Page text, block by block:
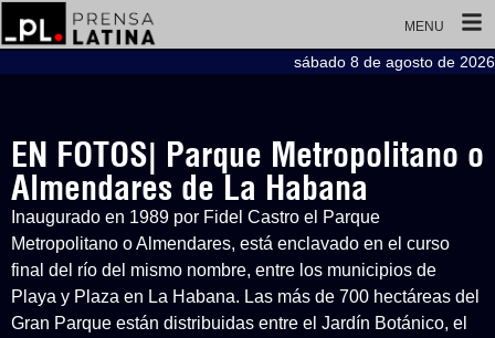
MENU
sábado 8 de agosto de 2026
EN FOTOS| Parque Metropolitano o
Almendares de La Habana
Inaugurado en 1989 por Fidel Castro el Parque
Metropolitano o Almendares, está enclavado en el curso
final del río del mismo nombre, entre los municipios de
Playa y Plaza en La Habana. Las más de 700 hectáreas del
Gran Parque están distribuidas entre el Jardín Botánico, el